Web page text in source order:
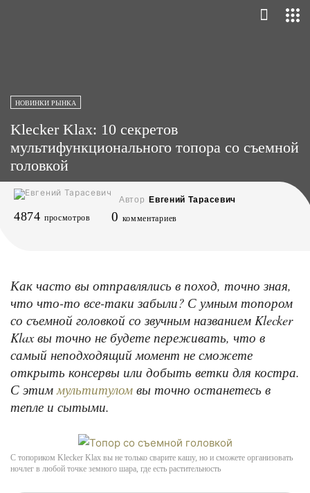
НОВИНКИ РЫНКА
Klecker Klax: 10 секретов
мультифункционального топора со съемной
головкой
Автор Евгений Тарасевич
4874 просмотров 0 комментариев
Как часто вы отправлялись в поход, точно зная,
что что-то все-таки забыли? С умным топором
со съемной головкой со звучным названием Klecker
Klax вы точно не будете переживать, что в
самый неподходящий момент не сможете
открыть консервы или добыть ветки для костра.
С этиммультитулом вы точно останетесь в
тепле и сытыми.
С топориком Klecker Klax вы не только сварите кашу, но и сможете организовать
ночлег в любой точке земного шара, где есть растительность